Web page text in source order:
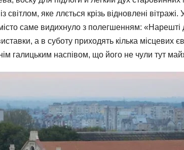
світлом, яке ллється крізь відновлені
саме видихнуло з полегшенням: «Нарешті
а в суботу приходять кілька місцевих
галицьким наспівом, що його не чули тут